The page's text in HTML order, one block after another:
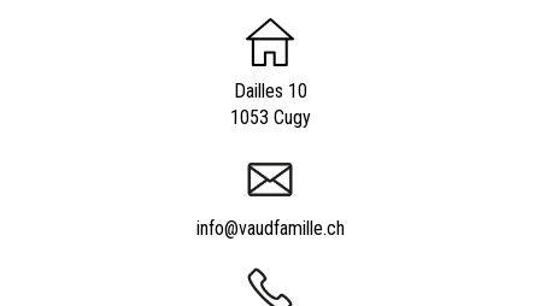
Dailles 10
1053 Cugy
info@vaudfamille.ch